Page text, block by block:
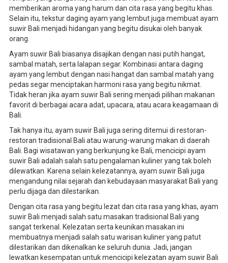
memberikan aroma yang harum dan cita rasa yang begitu khas.
Selain itu, tekstur daging ayam yang lembut juga membuat ayam
suwir Bali menjadi hidangan yang begitu disukai oleh banyak
orang.
Ayam suwir Bali biasanya disajikan dengan nasi putih hangat,
sambal matah, serta lalapan segar. Kombinasi antara daging
ayam yang lembut dengan nasi hangat dan sambal matah yang
pedas segar menciptakan harmoni rasa yang begitu nikmat.
Tidak heran jika ayam suwir Bali sering menjadi pilihan makanan
favorit di berbagai acara adat, upacara, atau acara keagamaan di
Bali.
Tak hanya itu, ayam suwir Bali juga sering ditemui di restoran-
restoran tradisional Bali atau warung-warung makan di daerah
Bali. Bagi wisatawan yang berkunjung ke Bali, mencicipi ayam
suwir Bali adalah salah satu pengalaman kuliner yang tak boleh
dilewatkan. Karena selain kelezatannya, ayam suwir Bali juga
mengandung nilai sejarah dan kebudayaan masyarakat Bali yang
perlu dijaga dan dilestarikan.
Dengan cita rasa yang begitu lezat dan cita rasa yang khas, ayam
suwir Bali menjadi salah satu masakan tradisional Bali yang
sangat terkenal. Kelezatan serta keunikan masakan ini
membuatnya menjadi salah satu warisan kuliner yang patut
dilestarikan dan dikenalkan ke seluruh dunia. Jadi, jangan
lewatkan kesempatan untuk mencicipi kelezatan ayam suwir Bali